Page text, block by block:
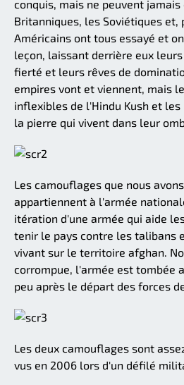
conquis, mais ne peuvent
Britanniques, les Soviétiques
Américains ont tous essayé et
leçon, laissant derrière eux
fierté et leurs rêves de
empires vont et viennent, mais
inflexibles de l'Hindu Kush et
la pierre qui vivent dans leur
Les camouflages que nous
appartiennent à l'armée
itération d'une armée qui aide
tenir le pays contre les talibans
vivant sur le territoire afghan.
corrompue, l'armée est tombée
peu après le départ des forces
Les deux camouflages sont
vus en 2006 lors d'un défilé